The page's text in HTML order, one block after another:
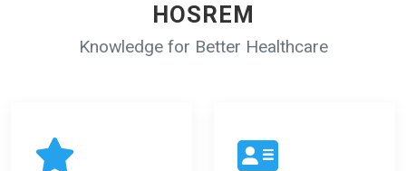
HOSREM
Knowledge for Better Healthcare